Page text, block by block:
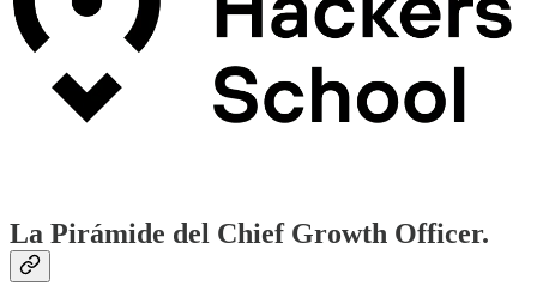
La Pirámide del Chief Growth Officer.